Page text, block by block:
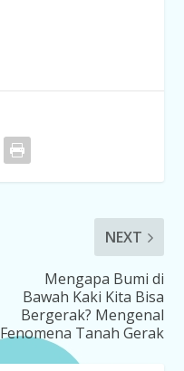
NEXT
Mengapa Bumi di
Bawah Kaki Kita Bisa
Bergerak? Mengenal
Fenomena Tanah Gerak